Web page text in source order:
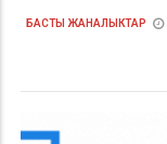
БАСТЫ ЖАНАЛЫКТАР